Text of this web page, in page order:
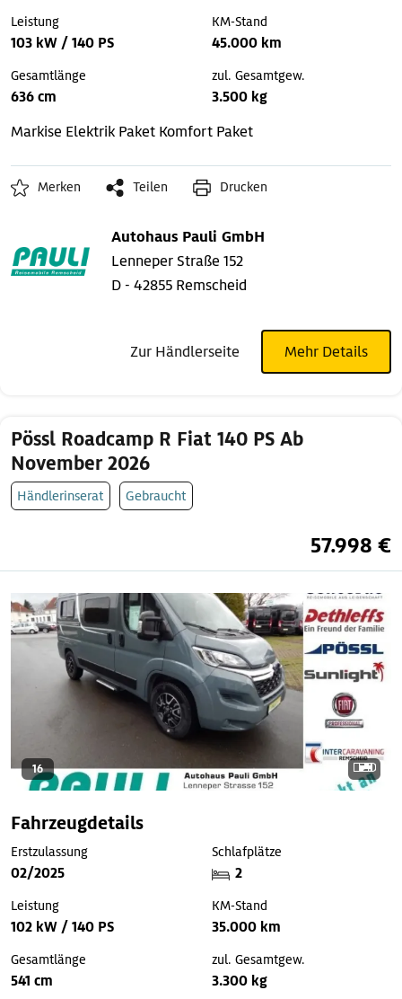
Leistung
103 kW / 140 PS
KM-Stand
45.000 km
Gesamtlänge
636 cm
zul. Gesamtgew.
3.500 kg
Markise Elektrik Paket Komfort Paket
Merken Teilen Drucken
Autohaus Pauli GmbH
Lenneper Straße 152
D - 42855 Remscheid
Zur Händlerseite Mehr Details
Pössl Roadcamp R Fiat 140 PS Ab
November 2026
Händlerinserat Gebraucht
57.998 €
16
Fahrzeugdetails
Erstzulassung
02/2025
Schlafplätze
2
Leistung
102 kW / 140 PS
KM-Stand
35.000 km
Gesamtlänge
541 cm
zul. Gesamtgew.
3.300 kg